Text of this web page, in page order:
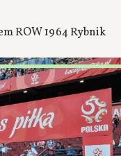
ROW 1964 Rybnik